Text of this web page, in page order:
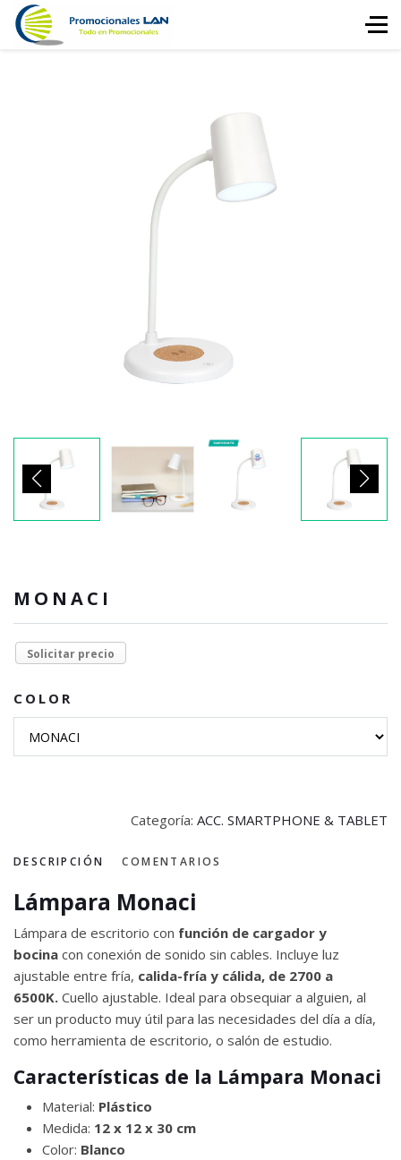
MONACI
Solicitar precio
COLOR
Categoría: ACC. SMARTPHONE & TABLET
DESCRIPCIÓN COMENTARIOS
Lámpara Monaci
Lámpara de escritorio con función de cargador y
bocina con conexión de sonido sin cables. Incluye luz
ajustable entre fría, calida-fría y cálida, de 2700 a
6500K. Cuello ajustable. Ideal para obsequiar a alguien, al
ser un producto muy útil para las necesidades del día a día,
como herramienta de escritorio, o salón de estudio.
Características de la Lámpara Monaci
Material: Plástico
Medida: 12 x 12 x 30 cm
Color: Blanco